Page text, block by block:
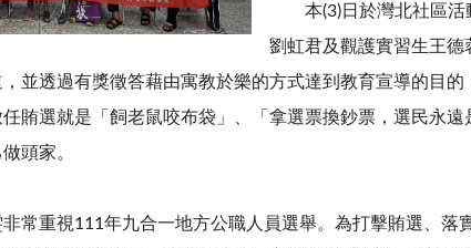
本(3)日於灣北社區
劉虹君及觀護實習生王
並透過有獎徵答藉由寓教於樂的方式達到教育宣導的目
賄選就是「飼老鼠咬布袋」、「拿選票換鈔票，選民永
頭家。
常重視111 年九合一地方公職人員選舉。為打擊賄選、落